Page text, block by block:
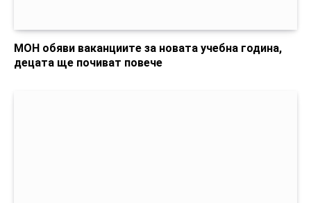
МОН обяви ваканциите за новата учебна година,
децата ще почиват повече